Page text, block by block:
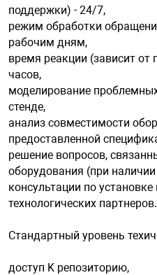
поддержки) - 24/7,
режим обработки
рабочим дням,
время реакции (зависит от
часов,
моделирование
стенде,
анализ совместимости
предоставленной
решение вопросов,
оборудования (при
консультации по
технологических партнеров.
Стандартный уровень
доступ K репозиторию,